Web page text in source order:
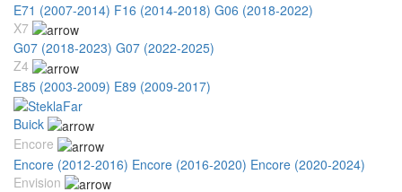
E71 (2007-2014) F16 (2014-2018) G06 (2018-2022)
X7
G07 (2018-2023) G07 (2022-2025)
Z4
E85 (2003-2009) E89 (2009-2017)
Buick
Encore
Encore (2012-2016) Encore (2016-2020) Encore (2020-2024)
Envision